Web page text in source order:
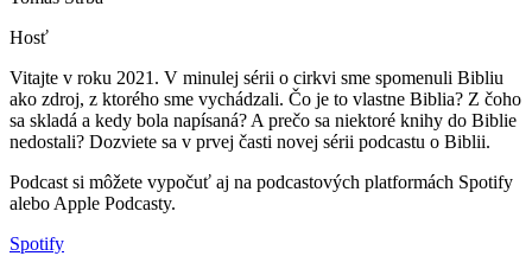
Hosť
Vitajte v roku 2021. V minulej sérii o cirkvi sme spomenuli Bibliu
ako zdroj, z ktorého sme vychádzali. Čo je to vlastne Biblia? Z čoho
sa skladá a kedy bola napísaná? A prečo sa niektoré knihy do Biblie
nedostali? Dozviete sa v prvej časti novej sérii podcastu o Biblii.
Podcast si môžete vypočuť aj na podcastových platformách Spotify
alebo Apple Podcasty.
Spotify